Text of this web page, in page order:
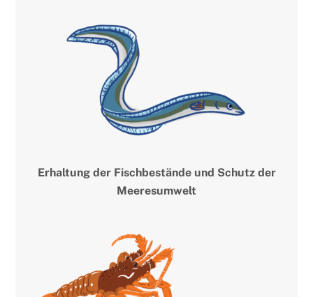
Erhaltung der Fischbestände und Schutz der
Meeresumwelt